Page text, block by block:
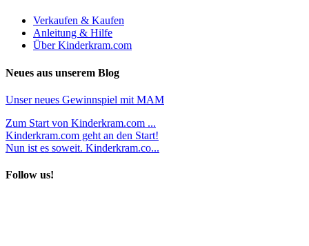
Verkaufen & Kaufen
Anleitung & Hilfe
Über Kinderkram.com
Neues aus unserem Blog
Unser neues Gewinnspiel mit MAM
Zum Start von Kinderkram.com ...
Kinderkram.com geht an den Start!
Nun ist es soweit. Kinderkram.co...
Follow us!